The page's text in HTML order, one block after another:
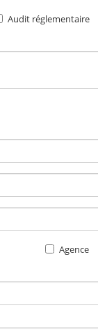
Audit réglementaire
Agence